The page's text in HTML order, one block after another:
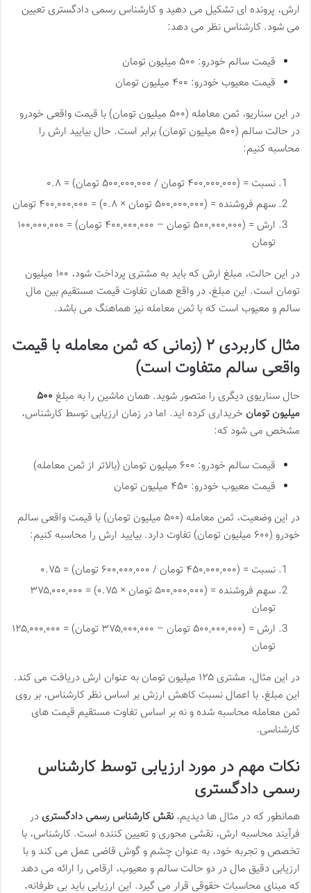
ارش، پرونده ای تشکیل می دهید و کارشناس رسمی دادگستری تعیین
می شود. کارشناس نظر می دهد:
قیمت سالم خودرو: ۵۰۰ میلیون تومان
قیمت معیوب خودرو: ۴۰۰ میلیون تومان
در این سناریو، ثمن معامله (۵۰۰ میلیون تومان) با قیمت واقعی خودرو
در حالت سالم (۵۰۰ میلیون تومان) برابر است. حال بیایید ارش را
محاسبه کنیم:
نسبت = (۴۰۰,۰۰۰,۰۰۰ تومان / ۵۰۰,۰۰۰,۰۰۰ تومان) = ۰.۸
سهم فروشنده = (۵۰۰,۰۰۰,۰۰۰ تومان × ۰.۸) = ۴۰۰,۰۰۰,۰۰۰ تومان
ارش = (۵۰۰,۰۰۰,۰۰۰ تومان – ۴۰۰,۰۰۰,۰۰۰ تومان) = ۱۰۰,۰۰۰,۰۰۰
تومان
در این حالت، مبلغ ارش که باید به مشتری پرداخت شود، ۱۰۰ میلیون
تومان است. این مبلغ، در واقع همان تفاوت قیمت مستقیم بین مال
سالم و معیوب است که با ثمن معامله نیز هماهنگ می باشد.
مثال کاربردی ۲ (زمانی که ثمن معامله با قیمت
واقعی سالم متفاوت است)
حال سناریوی دیگری را متصور شوید. همان ماشین را به مبلغ ۵۰۰
میلیون تومان خریداری کرده اید. اما در زمان ارزیابی توسط کارشناس،
مشخص می شود که:
قیمت سالم خودرو: ۶۰۰ میلیون تومان (بالاتر از ثمن معامله)
قیمت معیوب خودرو: ۴۵۰ میلیون تومان
در این وضعیت، ثمن معامله (۵۰۰ میلیون تومان) با قیمت واقعی سالم
خودرو (۶۰۰ میلیون تومان) تفاوت دارد. بیایید ارش را محاسبه کنیم:
نسبت = (۴۵۰,۰۰۰,۰۰۰ تومان / ۶۰۰,۰۰۰,۰۰۰ تومان) = ۰.۷۵
سهم فروشنده = (۵۰۰,۰۰۰,۰۰۰ تومان × ۰.۷۵) = ۳۷۵,۰۰۰,۰۰۰
تومان
ارش = (۵۰۰,۰۰۰,۰۰۰ تومان – ۳۷۵,۰۰۰,۰۰۰ تومان) = ۱۲۵,۰۰۰,۰۰۰
تومان
در این مثال، مشتری ۱۲۵ میلیون تومان به عنوان ارش دریافت می کند.
این مبلغ، با اعمال نسبت کاهش ارزش بر اساس نظر کارشناس، بر روی
ثمن معامله محاسبه شده و نه بر اساس تفاوت مستقیم قیمت های
کارشناسی.
نکات مهم در مورد ارزیابی توسط کارشناس
رسمی دادگستری
همانطور که در مثال ها دیدیم، نقش کارشناس رسمی دادگستری در
فرآیند محاسبه ارش، نقشی محوری و تعیین کننده است. کارشناس، با
تخصص و تجربه خود، به عنوان چشم و گوش قاضی عمل می کند و با
ارزیابی دقیق مال در دو حالت سالم و معیوب، ارقامی را ارائه می دهد
که مبنای محاسبات حقوقی قرار می گیرد. این ارزیابی باید بی طرفانه،